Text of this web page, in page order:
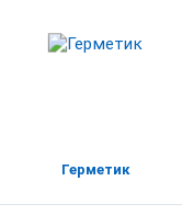
Герметик